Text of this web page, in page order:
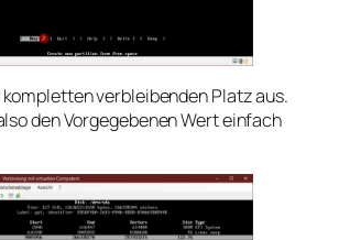
verbleibenden Platz aus.
den Vorgegebenen Wert einfach